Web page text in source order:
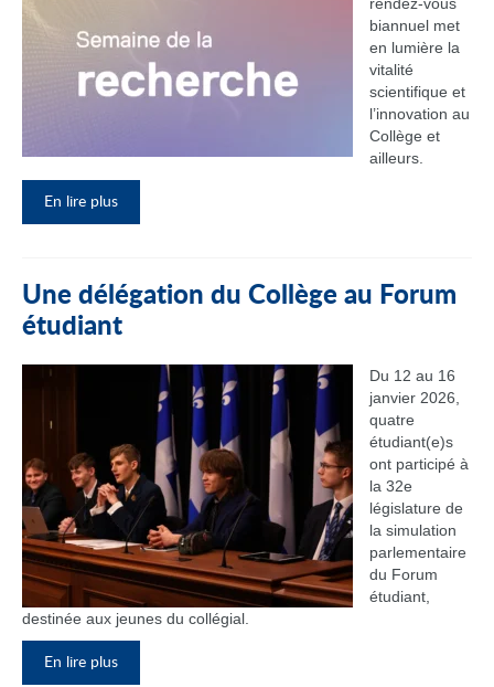
biannuel met
en lumière la
vitalité
scientifique et
l’innovation au
Collège et
ailleurs.
En lire plus
Une délégation du Collège au Forum
étudiant
Du 12 au 16
janvier 2026,
quatre
étudiant(e)s
ont participé à
la 32e
législature de
la simulation
parlementaire
du Forum
étudiant,
destinée aux jeunes du collégial.
En lire plus